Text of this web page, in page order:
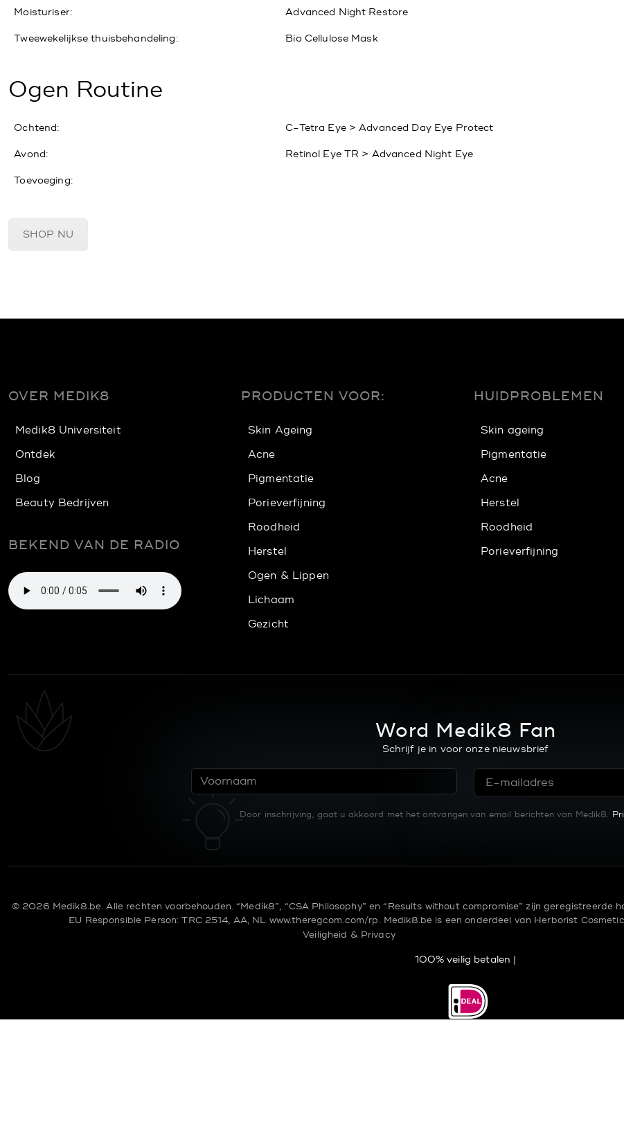
Moisturiser: Advanced Night Restore
Tweewekelijkse thuisbehandeling: Bio Cellulose Mask
Ogen Routine
Ochtend: C-Tetra Eye > Advanced Day Eye Protect
Avond: Retinol Eye TR > Advanced Night Eye
Toevoeging:
SHOP NU
OVER MEDIK8
Medik8 Universiteit
Ontdek
Blog
Beauty Bedrijven
BEKEND VAN DE RADIO
PRODUCTEN VOOR:
Skin Ageing
Acne
Pigmentatie
Porieverfijning
Roodheid
Herstel
Ogen & Lippen
Lichaam
Gezicht
HUIDPROBLEMEN
Skin ageing
Pigmentatie
Acne
Herstel
Roodheid
Porieverfijning
Word Medik8 Fan
Schrijf je in voor onze nieuwsbrief
Door inschrijving, gaat u akkoord met het ontvangen van email berichten van Medik8.
© 2026 Medik8.be. Alle rechten voorbehouden. “Medik8”, “CSA Philosophy” en “Results without compromise” zijn geregistreerde
EU Responsible Person: TRC 2514, AA, NL www.theregcom.com/rp.Medik8.be is een onderdeel van Herborist
Veiligheid & Privacy
100% veilig betalen |